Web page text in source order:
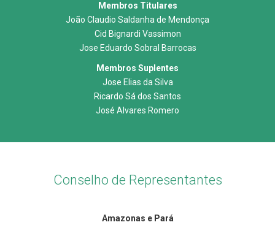
Membros Titulares
João Claudio Saldanha de Mendonça
Cid Bignardi Vassimon
Jose Eduardo Sobral Barrocas
Membros Suplentes
Jose Elias da Silva
Ricardo Sá dos Santos
José Alvares Romero
Conselho de Representantes
Amazonas e Pará